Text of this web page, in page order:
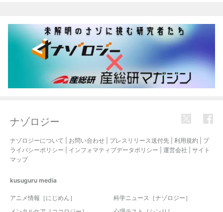
ナゾロジー
ナゾロジーについて お問い合わせ プレスリリース送付先 利用規約
プ
ライバシーポリシー
インフォマティブデータポリシー 運営会社
サイト
マップ
kusuguru media
アニメ情報［にじめん］
科学ニュース［ナゾロジー］